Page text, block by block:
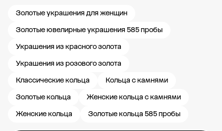
Золотые украшения для женщин
Золотые ювелирные украшения 585 пробы
Украшения из красного золота
Украшения из розового золота
Классические кольца
Кольца с камнями
Золотые кольца
Женские кольца с камнями
Женские кольца
Золотые кольца 585 пробы